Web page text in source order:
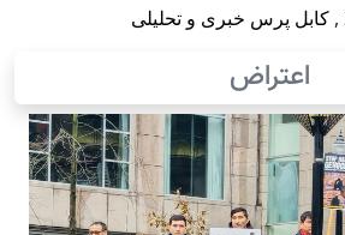
, کابل پرس خبری و تحلیلی
اعتراض